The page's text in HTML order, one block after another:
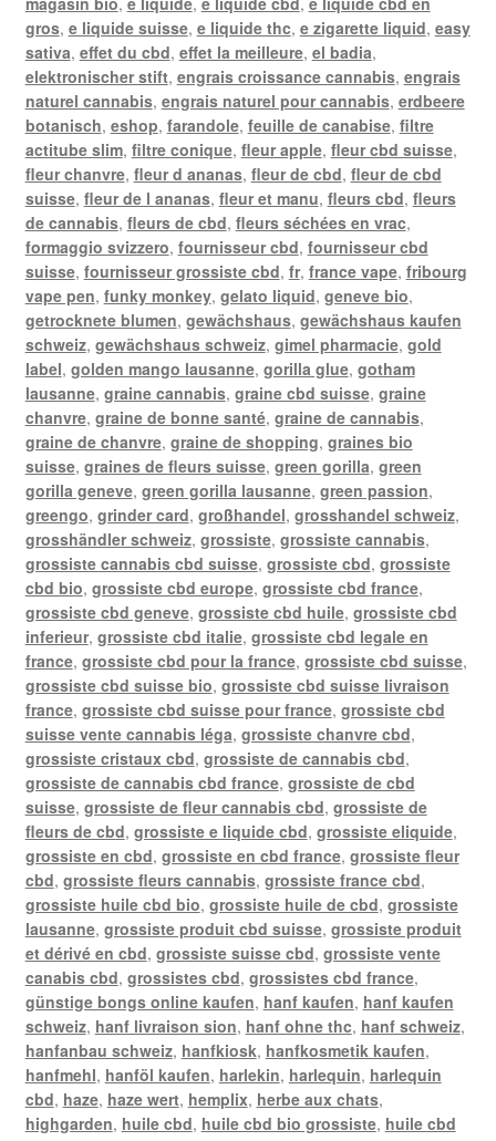
gros, e liquide suisse, e liquide thc, e zigarette liquid, easy
sativa, effet du cbd, effet la meilleure, el badia,
elektronischer stift, engrais croissance cannabis, engrais
naturel cannabis, engrais naturel pour cannabis, erdbeere
botanisch, eshop, farandole, feuille de canabise, filtre
actitube slim, filtre conique, fleur apple, fleur cbd suisse,
fleur chanvre, fleur d ananas, fleur de cbd, fleur de cbd
suisse, fleur de l ananas, fleur et manu, fleurs cbd, fleurs
de cannabis, fleurs de cbd, fleurs séchées en vrac,
formaggio svizzero, fournisseur cbd, fournisseur cbd
suisse, fournisseur grossiste cbd, fr, france vape, fribourg
vape pen, funky monkey, gelato liquid, geneve bio,
getrocknete blumen, gewächshaus, gewächshaus kaufen
schweiz, gewächshaus schweiz, gimel pharmacie, gold
label, golden mango lausanne, gorilla glue, gotham
lausanne, graine cannabis, graine cbd suisse, graine
chanvre, graine de bonne santé, graine de cannabis,
graine de chanvre, graine de shopping, graines bio
suisse, graines de fleurs suisse, green gorilla, green
gorilla geneve, green gorilla lausanne, green passion,
greengo, grinder card, großhandel, grosshandel schweiz,
grosshändler schweiz, grossiste, grossiste cannabis,
grossiste cannabis cbd suisse, grossiste cbd, grossiste
cbd bio, grossiste cbd europe, grossiste cbd france,
grossiste cbd geneve, grossiste cbd huile, grossiste cbd
inferieur, grossiste cbd italie, grossiste cbd legale en
france, grossiste cbd pour la france, grossiste cbd suisse,
grossiste cbd suisse bio, grossiste cbd suisse livraison
france, grossiste cbd suisse pour france, grossiste cbd
suisse vente cannabis léga, grossiste chanvre cbd,
grossiste cristaux cbd, grossiste de cannabis cbd,
grossiste de cannabis cbd france, grossiste de cbd
suisse, grossiste de fleur cannabis cbd, grossiste de
fleurs de cbd, grossiste e liquide cbd, grossiste eliquide,
grossiste en cbd, grossiste en cbd france, grossiste fleur
cbd, grossiste fleurs cannabis, grossiste france cbd,
grossiste huile cbd bio, grossiste huile de cbd, grossiste
lausanne, grossiste produit cbd suisse, grossiste produit
et dérivé en cbd, grossiste suisse cbd, grossiste vente
canabis cbd, grossistes cbd, grossistes cbd france,
günstige bongs online kaufen, hanf kaufen, hanf kaufen
schweiz, hanf livraison sion, hanf ohne thc, hanf schweiz,
hanfanbau schweiz, hanfkiosk, hanfkosmetik kaufen,
hanfmehl, hanföl kaufen, harlekin, harlequin, harlequin
cbd, haze, haze wert, hemplix, herbe aux chats,
highgarden, huile cbd, huile cbd bio grossiste, huile cbd